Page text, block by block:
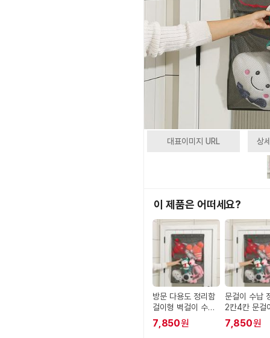
대표이미지 URL 상
이 제품은 어떠세요?
방문 다용도 정리함
걸이형 벽걸이 수납
함 소품 포켓
7,850원
문걸이 수납
2칸4칸 문걸
포켓 벽걸이
다용도 방문
7,850원